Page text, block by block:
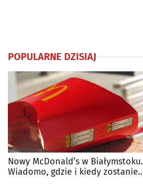
POPULARNE DZISIAJ
Nowy McDonald’s w Białymstoku.
Wiadomo, gdzie i kiedy zostanie